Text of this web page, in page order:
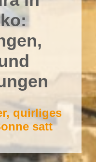
quirliges
satt